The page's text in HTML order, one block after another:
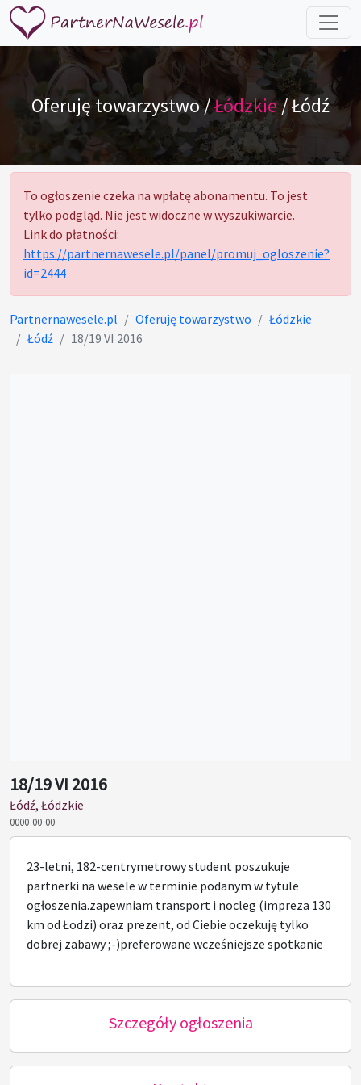
Oferuję towarzystwo /Łódzkie/ Łódź
To ogłoszenie czeka na wpłatę abonamentu. To jest
tylko podgląd. Nie jest widoczne w wyszukiwarcie.
Link do płatności:
https://partnernawesele.pl/panel/promuj_ogloszenie?
id=2444
Partnernawesele.pl Oferuję towarzystwo
Łódzkie
Łódź
18/19 VI 2016
18/19 VI 2016
Łódź, Łódzkie
0000-00-00
23-letni, 182-centrymetrowy student poszukuje
partnerki na wesele w terminie podanym w tytule
ogłoszenia.zapewniam transport i nocleg (impreza 130
km od Łodzi) oraz prezent, od Ciebie oczekuję tylko
dobrej zabawy ;-)preferowane wcześniejsze spotkanie
Szczegóły ogłoszenia